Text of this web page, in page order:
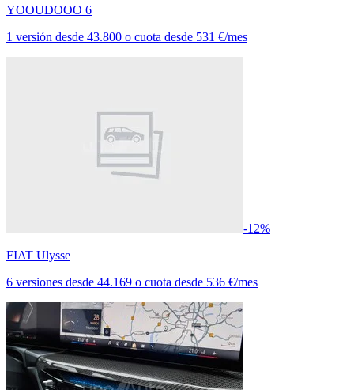
YOOUDOOO 6
1 versión desde 43.800 o cuota desde 531 €/mes
-12%
FIAT Ulysse
6 versiones desde 44.169 o cuota desde 536 €/mes